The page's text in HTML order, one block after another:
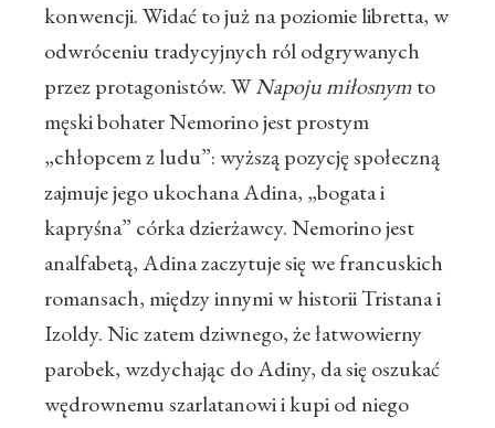
konwencji. Widać to już na poziomie libretta, w
odwróceniu tradycyjnych ról odgrywanych
przez protagonistów. WNapoju miłosnymto
męski bohater Nemorino jest prostym
„chłopcem z ludu”: wyższą pozycję społeczną
zajmuje jego ukochana Adina, „bogata i
kapryśna” córka dzierżawcy. Nemorino jest
analfabetą, Adina zaczytuje się we francuskich
romansach, między innymi w historii Tristana i
Izoldy. Nic zatem dziwnego, że łatwowierny
parobek, wzdychając do Adiny, da się oszukać
wędrownemu szarlatanowi i kupi od niego